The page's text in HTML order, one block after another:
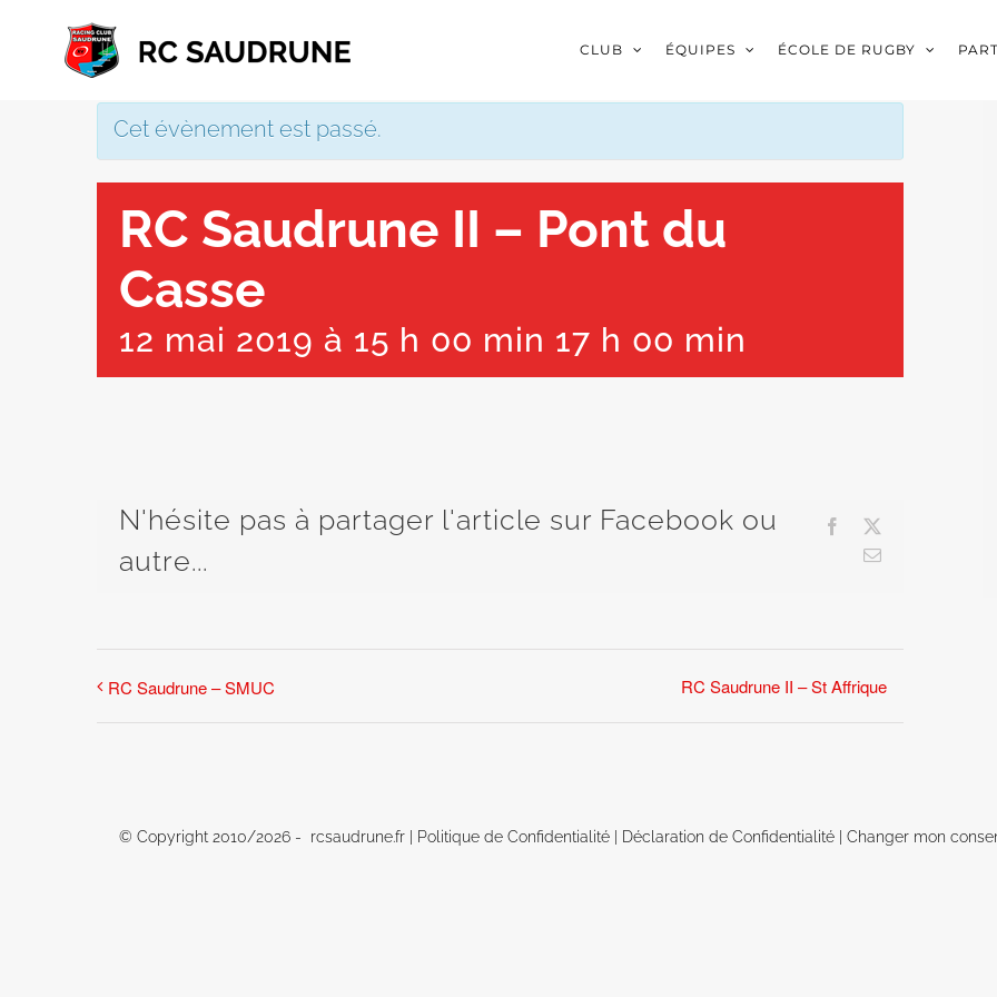
contenu
CLUB ÉQUIPES ÉCOLE DE RUGBY
Cet évènement est passé.
RC Saudrune II – Pont du
Casse
12 mai 2019 à 15 h 00 min 17 h 00 min
N'hésite pas à partager l'article sur Facebook ou
autre...
Facebook
Email
RC Saudrune – SMUC RC Saudrune II – St Affrique
© Copyright 2010/2026 - rcsaudrune.fr | Politique de Confidentialité Déclaration de Confidentialité |Changer mon